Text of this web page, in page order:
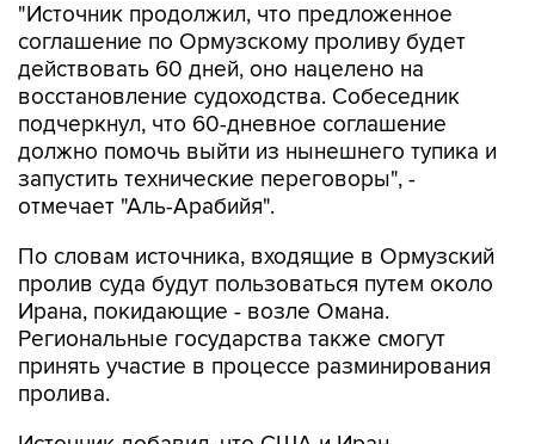
"Источник продолжил, что предложенное
соглашение по Ормузскому проливу будет
действовать 60 дней, оно нацелено на
восстановление судоходства. Собеседник
подчеркнул, что 60-дневное соглашение
должно помочь выйти из нынешнего тупика и
запустить технические переговоры", -
отмечает "Аль-Арабийя".
По словам источника, входящие в Ормузский
пролив суда будут пользоваться путем около
Ирана, покидающие - возле Омана.
Региональные государства также смогут
принять участие в процессе разминирования
пролива.